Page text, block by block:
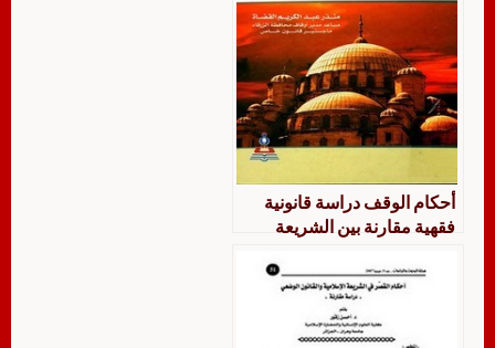
أحكام الوقف دراسة قانونية
فقهية مقارنة بين الشريعة